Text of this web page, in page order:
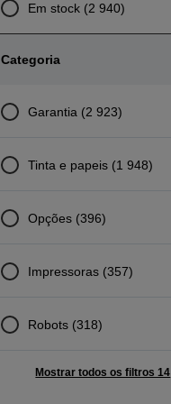
Em stock (2 940)
Categoria
Garantia (2 923)
Tinta e papeis (1 948)
Opções (396)
Impressoras (357)
Robots (318)
Mostrar todos os filtros 14